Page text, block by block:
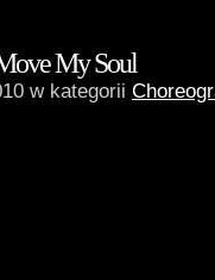
My Soul
w kategorii